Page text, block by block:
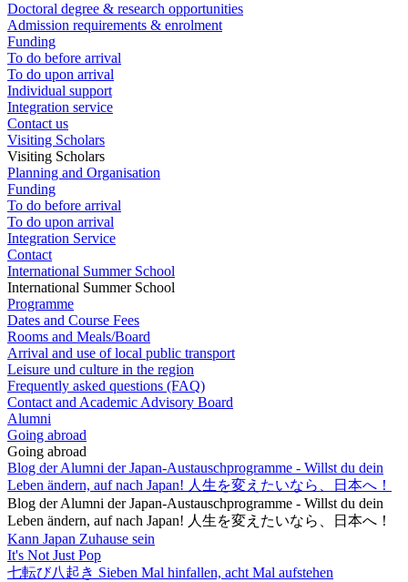
Doctoral degree & research opportunities
Admission requirements & enrolment
Funding
To do before arrival
To do upon arrival
Individual support
Integration service
Contact us
Visiting Scholars
Visiting Scholars
Planning and Organisation
Funding
To do before arrival
To do upon arrival
Integration Service
Contact
International Summer School
International Summer School
Programme
Dates and Course Fees
Rooms and Meals/Board
Arrival and use of local public transport
Leisure und culture in the region
Frequently asked questions (FAQ)
Contact and Academic Advisory Board
Alumni
Going abroad
Going abroad
Blog der Alumni der Japan-Austauschprogramme - Willst du dein
Leben ändern, auf nach Japan! 人生を変えたいなら、日本へ！
Blog der Alumni der Japan-Austauschprogramme - Willst du dein
Leben ändern, auf nach Japan! 人生を変えたいなら、日本へ！
Kann Japan Zuhause sein
It's Not Just Pop
七転び八起き Sieben Mal hinfallen, acht Mal aufstehen